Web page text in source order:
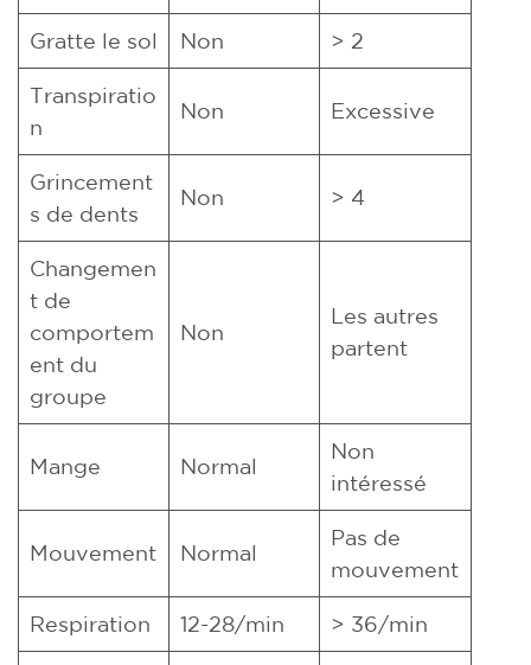
Gratte le sol Non > 2
Transpiratio
n
Non Excessive
Grincement
s de dents
Non > 4
Changemen
t de
comportem
ent du
groupe
Non
Les autres
partent
Mange Normal
Non
intéressé
Mouvement Normal
Pas de
mouvement
Respiration 12-28/min > 36/min